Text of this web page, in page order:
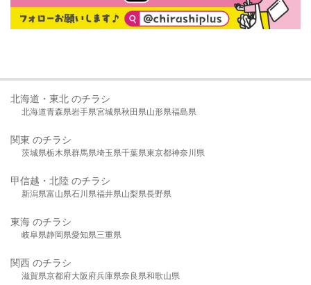
北海道・東北 のチラシ
北海道青森県岩手県宮城県秋田県山形県福島県
関東 のチラシ
茨城県栃木県群馬県埼玉県千葉県東京都神奈川県
甲信越・北陸 のチラシ
新潟県富山県石川県福井県山梨県長野県
東海 のチラシ
岐阜県静岡県愛知県三重県
関西 のチラシ
滋賀県京都府大阪府兵庫県奈良県和歌山県